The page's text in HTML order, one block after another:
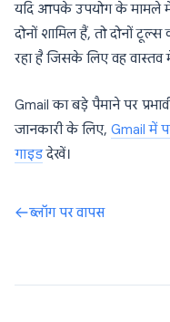
यदि आपके उपयोग के मामले
दोनों शामिल हैं, तो दोनों
रहा है जिसके लिए वह वास्तव
Gmail का बड़े पैमाने पर
जानकारी के लिए, Gmail में
गाइडदेखें।
ब्लॉग पर वापस